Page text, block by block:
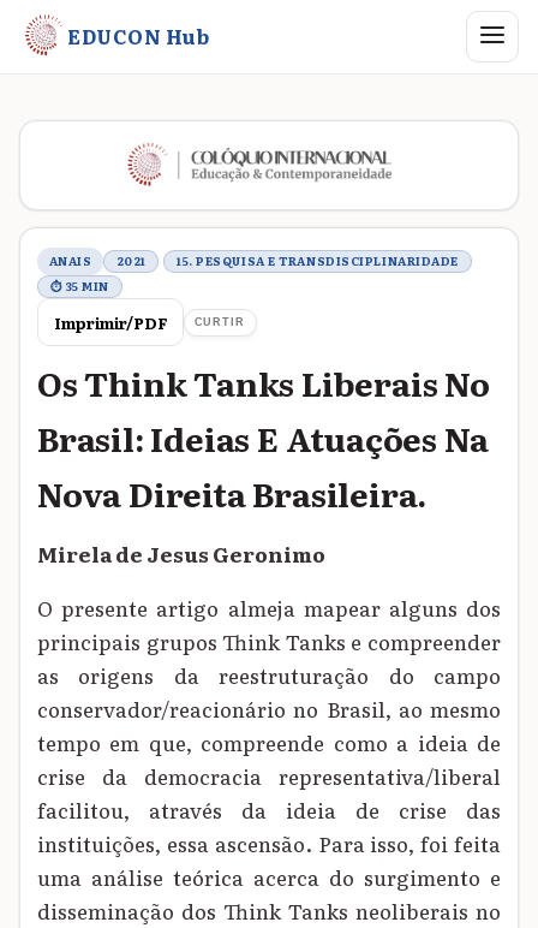
EDUCON Hub Abrir
Metadados do trabalho
ANAIS 2021
15. PESQUISA E TRANSDISCIPLINARIDADE
⏱ 35 MIN
Imprimir/PDF CURTIR
Os Think Tanks Liberais No
Brasil: Ideias E Atuações Na
Nova Direita Brasileira.
Mirela de Jesus Geronimo
O presente artigo almeja mapear alguns dos
principais grupos Think Tanks e compreender
as origens da reestruturação do campo
conservador/reacionário no Brasil, ao mesmo
tempo em que, compreende como a ideia de
crise da democracia representativa/liberal
facilitou, através da ideia de crise das
instituições, essa ascensão. Para isso, foi feita
uma análise teórica acerca do surgimento e
disseminação dos Think Tanks neoliberais no